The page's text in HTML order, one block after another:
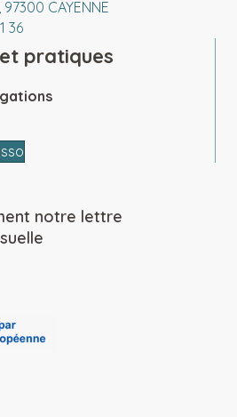
CAYENNE
36
pratiques
notre lettre